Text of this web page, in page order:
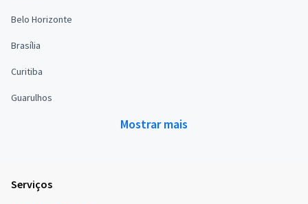
Belo Horizonte
Brasília
Curitiba
Guarulhos
Mostrar mais
Serviços